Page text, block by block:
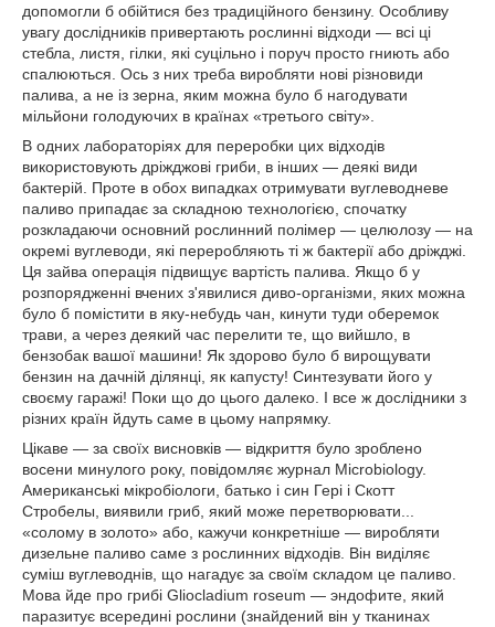
допомогли б обійтися без традиційного бензину. Особливу
увагу дослідників привертають рослинні відходи — всі ці
стебла, листя, гілки, які суцільно і поруч просто гниють або
спалюються. Ось з них треба виробляти нові різновиди
палива, а не із зерна, яким можна було б нагодувати
мільйони голодуючих в країнах «третього світу».
В одних лабораторіях для переробки цих відходів
використовують дріжджові гриби, в інших — деякі види
бактерій. Проте в обох випадках отримувати вуглеводневе
паливо припадає за складною технологією, спочатку
розкладаючи основний рослинний полімер — целюлозу — на
окремі вуглеводи, які переробляють ті ж бактерії або дріжджі.
Ця зайва операція підвищує вартість палива. Якщо б у
розпорядженні вчених з'явилися диво-організми, яких можна
було б помістити в яку-небудь чан, кинути туди оберемок
трави, а через деякий час перелити те, що вийшло, в
бензобак вашої машини! Як здорово було б вирощувати
бензин на дачній ділянці, як капусту! Синтезувати його у
своєму гаражі! Поки що до цього далеко. І все ж дослідники з
різних країн йдуть саме в цьому напрямку.
Цікаве — за своїх висновків — відкриття було зроблено
восени минулого року, повідомляє журнал Microbiology.
Американські мікробіологи, батько і син Гері і Скотт
Стробелы, виявили гриб, який може перетворювати...
«солому в золото» або, кажучи конкретніше — виробляти
дизельне паливо саме з рослинних відходів. Він виділяє
суміш вуглеводнів, що нагадує за своїм складом це паливо.
Мова йде про грибі Gliocladium roseum — эндофите, який
паразитує всередині рослини (знайдений він у тканинах